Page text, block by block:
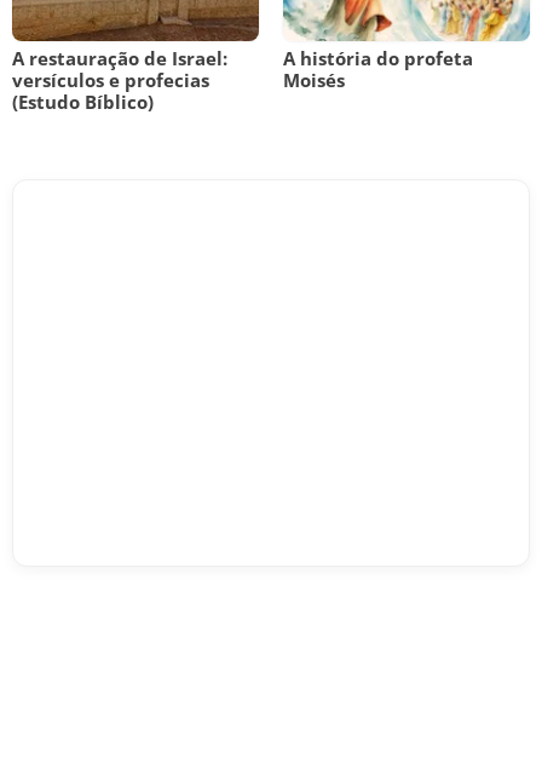
A restauração de Israel:
versículos e profecias
(Estudo Bíblico)
A história do profeta
Moisés